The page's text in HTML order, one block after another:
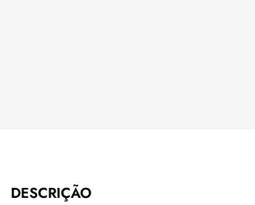
DESCRIÇÃO